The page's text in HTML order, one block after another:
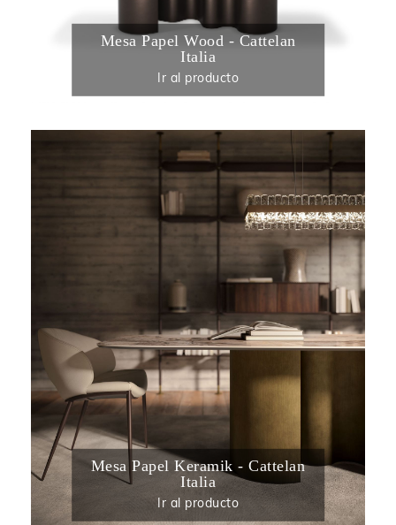
Mesa Papel Wood - Cattelan
Italia
Ir al producto
Mesa Papel Keramik - Cattelan
Italia
Ir al producto